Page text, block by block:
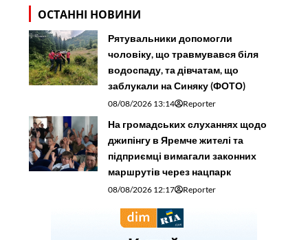
ОСТАННІ НОВИНИ
Рятувальники допомогли
чоловіку, що травмувався біля
водоспаду, та дівчатам, що
заблукали на Синяку (ФОТО)
08/08/2026 13:14 Reporter
На громадських слуханнях щодо
джипінгу в Яремче житeлі та
підприємці вимагали законних
маршрутів через нацпарк
08/08/2026 12:17 Reporter